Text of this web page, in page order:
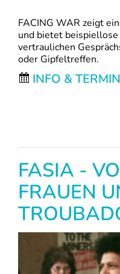
FACING WAR zeigt
und bietet
vertraulichen
oder Gipfeltreffen.
INFO &
FASIA -
FRAUEN